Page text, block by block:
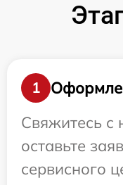
1
Свяжитесь с
оставьте
сервисного